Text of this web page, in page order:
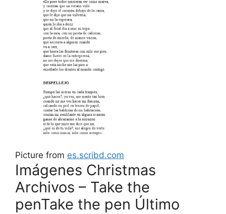
Picture from es.scribd.com
Imágenes Christmas
Archivos – Take the
penTake the pen Último